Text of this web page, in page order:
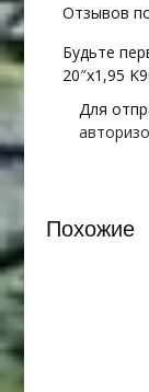
Отзывов
Будьте
20″х1,95
Для
Похожие